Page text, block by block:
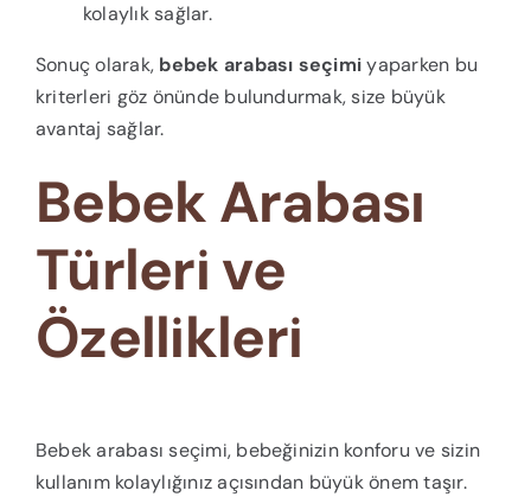
kolaylık sağlar.
Sonuç olarak, bebek arabası seçimiyaparken bu
kriterleri göz önünde bulundurmak, size büyük
avantaj sağlar.
Bebek Arabası
Türleri ve
Özellikleri
Bebek arabası seçimi, bebeğinizin konforu ve sizin
kullanım kolaylığınız açısından büyük önem taşır.